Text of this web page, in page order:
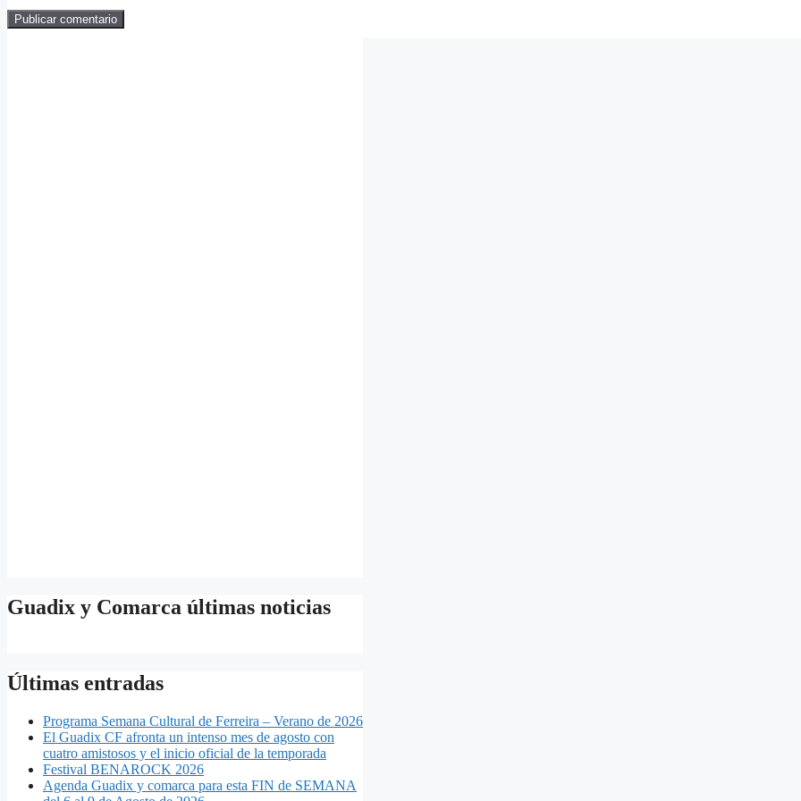
Guadix y Comarca últimas noticias
Últimas entradas
Programa Semana Cultural de Ferreira – Verano de 2026
El Guadix CF afronta un intenso mes de agosto con
cuatro amistosos y el inicio oficial de la temporada
Festival BENAROCK 2026
Agenda Guadix y comarca para esta FIN de SEMANA